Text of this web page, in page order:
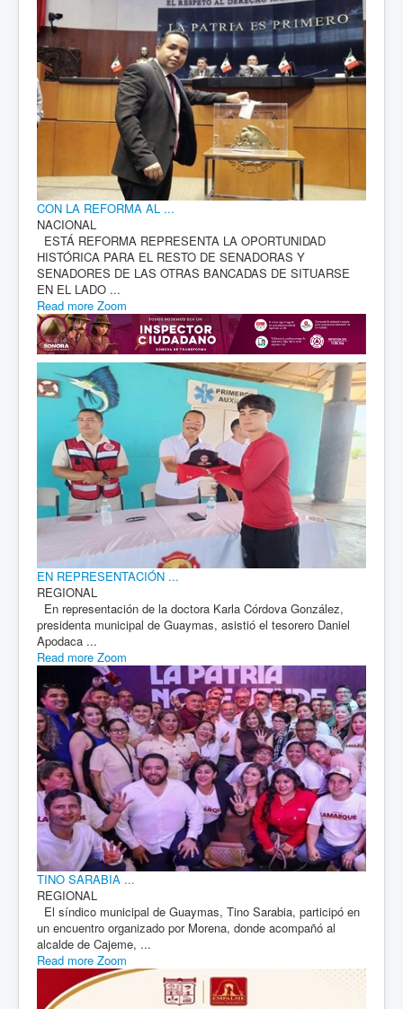
CON LA REFORMA AL ...
NACIONAL
ESTÁ REFORMA REPRESENTA LA OPORTUNIDAD
HISTÓRICA PARA EL RESTO DE SENADORAS Y
SENADORES DE LAS OTRAS BANCADAS DE SITUARSE
EN EL LADO ...
Read more Zoom
EN REPRESENTACIÓN ...
REGIONAL
En representación de la doctora Karla Córdova González,
presidenta municipal de Guaymas, asistió el tesorero Daniel
Apodaca ...
Read more Zoom
TINO SARABIA ...
REGIONAL
El síndico municipal de Guaymas, Tino Sarabia, participó en
un encuentro organizado por Morena, donde acompañó al
alcalde de Cajeme, ...
Read more Zoom